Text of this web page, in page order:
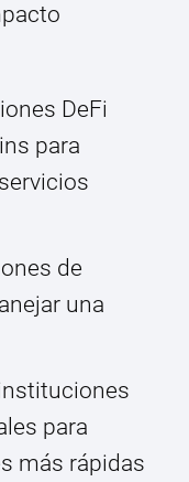
DeFi
para
de
una
para
más rápidas